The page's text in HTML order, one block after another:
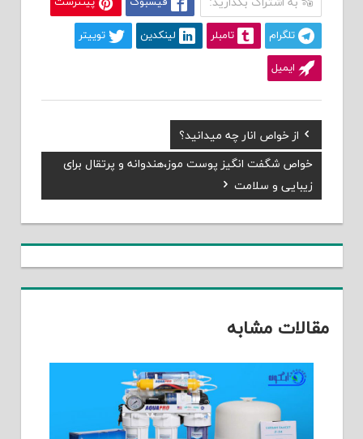
تلگرام تامبلر لینکدین توییتر
ایمیل
راهبری
نوشته
Previous
Post:
از خواص انار چه میدانید؟
Next
Post:
خواص شگفت انگیز پوست موز،هندوانه و پرتقال برای
زیبایی و سلامت
مقالات مشابه